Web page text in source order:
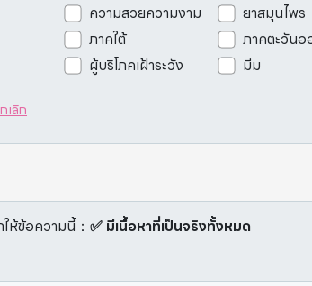
ความสวยความงาม ยาสมุนไพร
ภาคใต้ ภาคตะวันอ
ผู้บริโภคเฝ้าระวัง มีม
เลิก
ให้ข้อความนี้： ✅ มีเนื้อหาที่เป็นจริงทั้งหมด